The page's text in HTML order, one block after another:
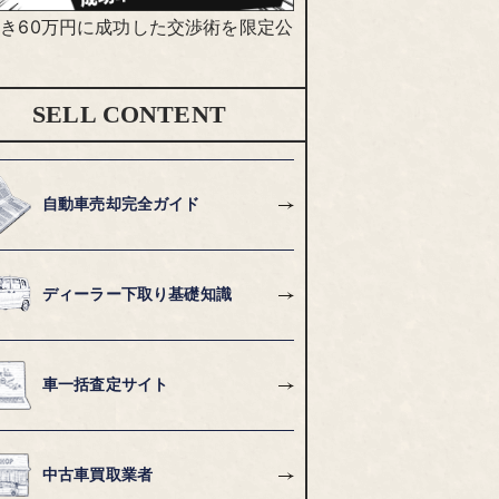
60万円に成功した交渉術を限定公
SELL CONTENT
自動車売却完全ガイド
ディーラー下取り基礎知識
車一括査定サイト
中古車買取業者